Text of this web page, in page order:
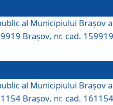
al Municipiului Braşov a
Brașov, nr. cad.
al Municipiului Braşov a
Brașov, nr. cad.